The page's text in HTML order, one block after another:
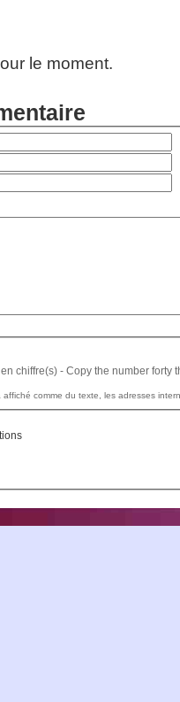
le moment.
chiffre(s) - Copy the number forty
comme du texte, les adresses